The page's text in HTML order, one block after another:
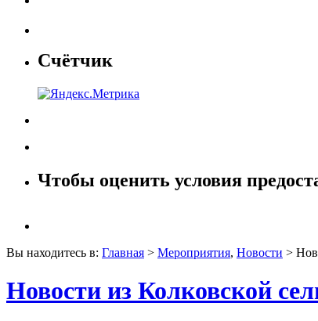
Счётчик
Чтобы оценить условия
Вы находитесь в: Главная > Мероприятия, Новости >
Новости из Колковской